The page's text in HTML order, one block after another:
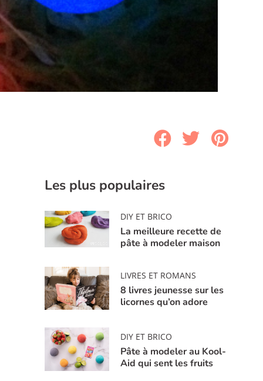
Les plus populaires
DIY ET BRICO
La meilleure recette de
pâte à modeler maison
LIVRES ET ROMANS
8 livres jeunesse sur les
licornes qu’on adore
DIY ET BRICO
Pâte à modeler au Kool-
Aid qui sent les fruits